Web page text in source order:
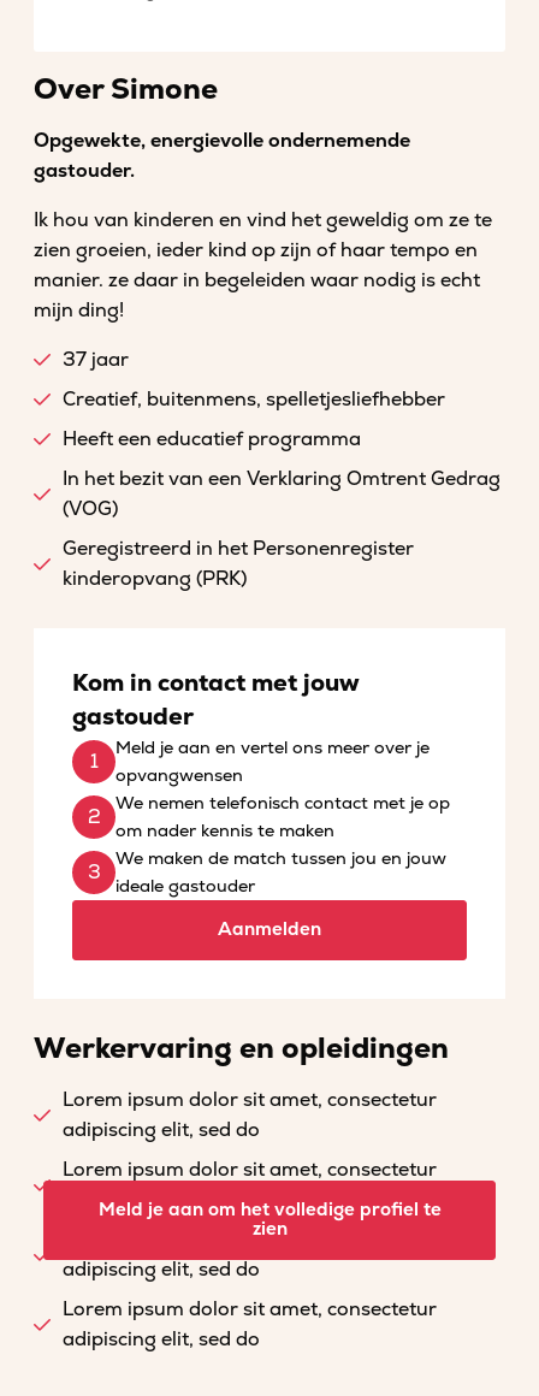
Over Simone
Opgewekte, energievolle ondernemende
gastouder.
Ik hou van kinderen en vind het geweldig om ze te
zien groeien, ieder kind op zijn of haar tempo en
manier. ze daar in begeleiden waar nodig is echt
mijn ding!
37 jaar
Creatief, buitenmens, spelletjesliefhebber
Heeft een educatief programma
In het bezit van een Verklaring Omtrent Gedrag
(VOG)
Geregistreerd in het Personenregister
kinderopvang (PRK)
Kom in contact met jouw
gastouder
Meld je aan en vertel ons meer over je
opvangwensen
We nemen telefonisch contact met je op
om nader kennis te maken
We maken de match tussen jou en jouw
ideale gastouder
Aanmelden
Werkervaring en opleidingen
Lorem ipsum dolor sit amet, consectetur
adipiscing elit, sed do
Lorem ipsum dolor sit amet, consectetur
adipiscing elit, sed do
Lorem ipsum dolor sit amet, consectetur
adipiscing elit, sed do
Lorem ipsum dolor sit amet, consectetur
adipiscing elit, sed do
Meld je aan om het volledige profiel te
zien